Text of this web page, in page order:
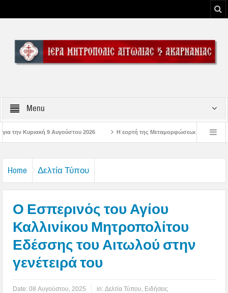
Menu
2026 Η εορτή της Μεταμορφώσεως του Σωτήρος Χριστού στην Ι. Μ.
Home Δελτία Τύπου
Ο Εσπερινός του Αγίου
Καλλινίκου Μητροπολίτου
Εδέσσης του Αιτωλού στην
γενέτειρά του
Date:08 Αυγούστου, 2025 in:Δελτία Τύπου Ειδήσεις